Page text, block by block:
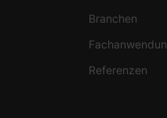
Branchen
Referenzen
Medien akzeptiert